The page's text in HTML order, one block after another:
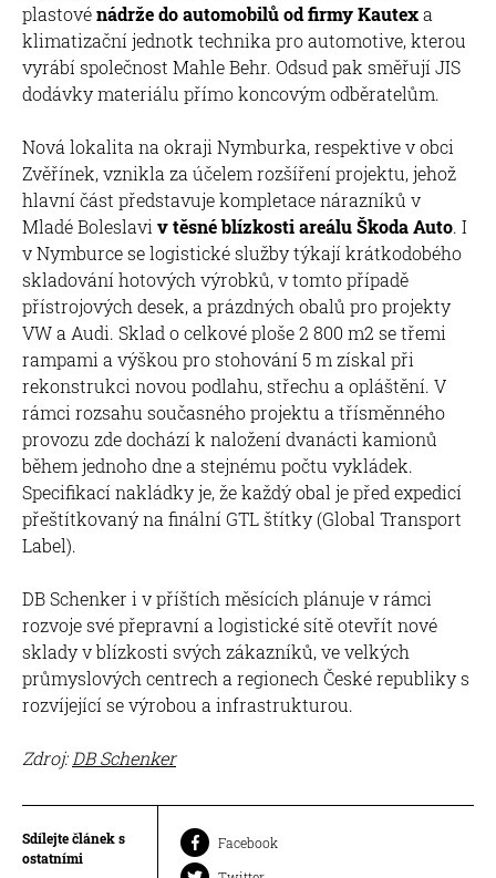
plastovénádrže do automobilů od firmy Kautexa
klimatizační jednotk technika pro automotive, kterou
vyrábí společnost Mahle Behr. Odsud pak směřují JIS
dodávky materiálu přímo koncovým odběratelům.
Nová lokalita na okraji Nymburka, respektive v obci
Zvěřínek, vznikla za účelem rozšíření projektu, jehož
hlavní část představuje kompletace nárazníků v
Mladé Boleslavi v těsné blízkosti areálu Škoda Auto. I
v Nymburce se logistické služby týkají krátkodobého
skladování hotových výrobků, v tomto případě
přístrojových desek, a prázdných obalů pro projekty
VW a Audi. Sklad o celkové ploše 2 800 m2 se třemi
rampami a výškou pro stohování 5 m získal při
rekonstrukci novou podlahu, střechu a opláštění. V
rámci rozsahu současného projektu a třísměnného
provozu zde dochází k naložení dvanácti kamionů
během jednoho dne a stejnému počtu vykládek.
Specifikací nakládky je, že každý obal je před expedicí
přeštítkovaný na finální GTL štítky (Global Transport
Label).
DB Schenker i v příštích měsících plánuje v rámci
rozvoje své přepravní a logistické sítě otevřít nové
sklady v blízkosti svých zákazníků, ve velkých
průmyslových centrech a regionech České republiky s
rozvíjející se výrobou a infrastrukturou.
Zdroj: DB Schenker
Sdílejte článek s
ostatními
Facebook